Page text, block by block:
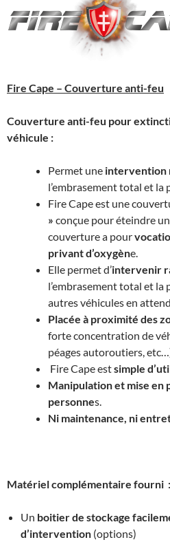
Fire Cape – Couverture anti-feu
Couverture anti-feu pour
véhicule :
Permet une intervention
l’embrasement total et la
Fire Cape est une
» conçue pour éteindre
couverture a pour
privant d’oxygène.
Elle permet d’intervenir
l’embrasement total et
autres véhicules en
Placée à proximité des
forte concentration de
péages autoroutiers,
Fire Cape estsimple
Manipulation et mise en
personnes.
Ni maintenance, ni
Matériel complémentaire fourni :
Un boitier de stockage
d’intervention (options)